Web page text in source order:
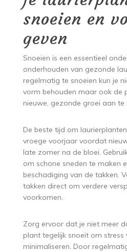
snoeien en
geven
Snoeien is een essentieel
onderhouden van gezonde
regelmatig te snoeien kun je
vorm behouden maar ook de
nieuwe, gezonde groei aan te
De beste tijd om
vroege voorjaar voordat
late zomer na de bloei.
om schone sneden te maken
beschadiging van de takken.
takken direct om verdere
voorkomen.
Zorg ervoor dat je niet meer
plant tegelijk snoeit om
minimaliseren. Door